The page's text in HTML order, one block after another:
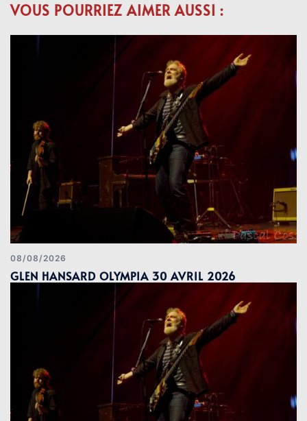
VOUS POURRIEZ AIMER AUSSI :
08/08/2026
GLEN HANSARD OLYMPIA 30 AVRIL 2026